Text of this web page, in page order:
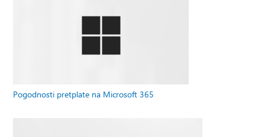
Pogodnosti pretplate na Microsoft 365